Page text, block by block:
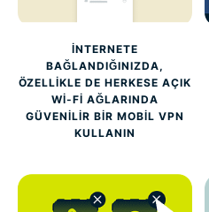
İNTERNETE
BAĞLANDIĞINIZDA,
ÖZELLIKLE DE HERKESE AÇIK
WI-FI AĞLARINDA
GÜVENILIR BIR MOBIL VPN
KULLANIN